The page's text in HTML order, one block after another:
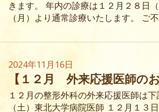
きます。 年内の診療は１２月２８日
（月）より通常診療いたします。 ご不
2024年11月16日
【１２月 外来応援医師の
１２月の整形外科の外来応援医師は
（土）東北大学病院医師 １２月１